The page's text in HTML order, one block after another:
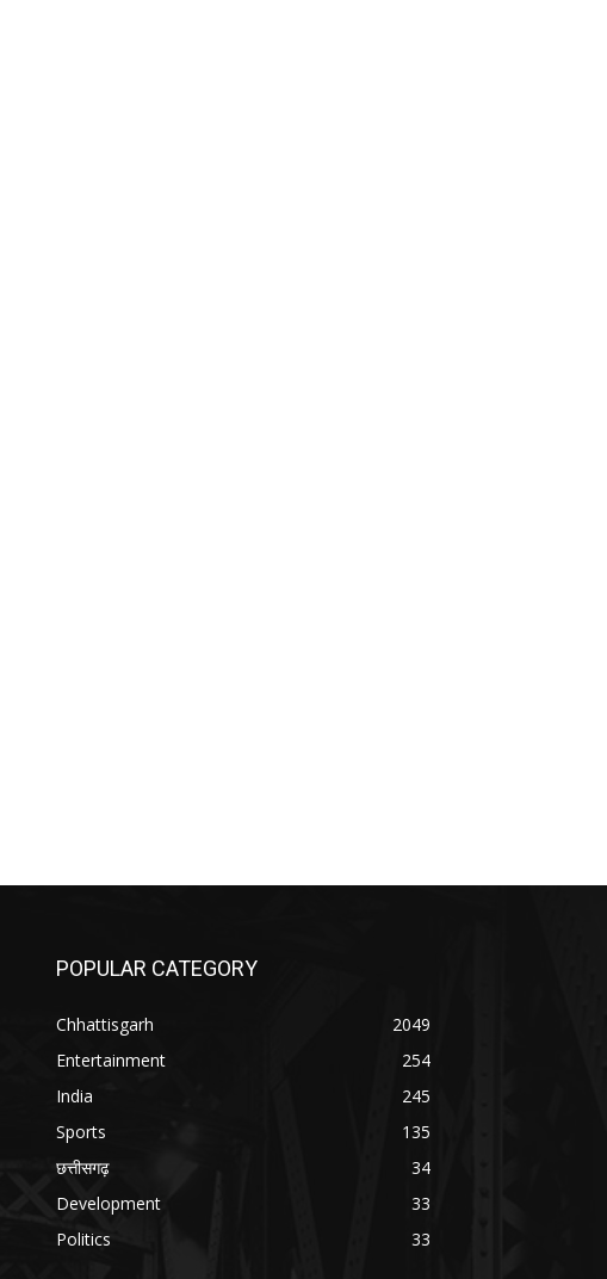
POPULAR CATEGORY
Chhattisgarh
2049
Entertainment
254
India
245
Sports
135
छत्तीसगढ़
34
Development
33
Politics
33